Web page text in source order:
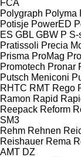
FCA
Polygraph Polyma
Potisje PowerED
ES GBL GBW P S-
Pratissoli Precia
Prisma ProMag
Promotech Pronar
Putsch Meniconi
RHTC RMT Rego
Ramon Rapid
Reepack Reform
SM3
Rehm Rehnen
Reishauer Rema
AMT DZ